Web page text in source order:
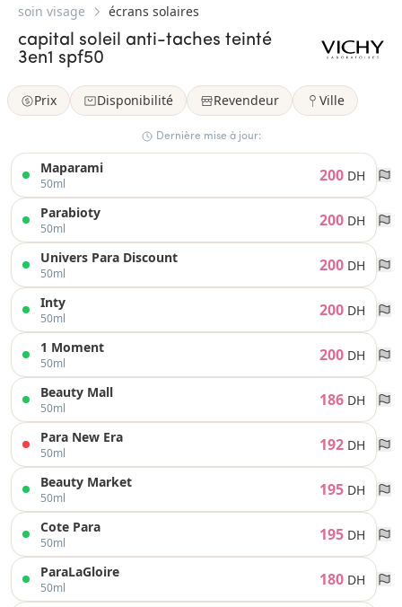
soin visage écrans solaires
capital soleil anti-taches teinté
3en1 spf50
Prix Disponibilité Revendeur Ville
Dernière mise à jour:
Maparami
50ml 200 DH
Parabioty
50ml 200 DH
Univers Para Discount
50ml 200 DH
Inty
50ml 200 DH
1 Moment
50ml 200 DH
Beauty Mall
50ml 186 DH
Para New Era
50ml 192 DH
Beauty Market
50ml 195 DH
Cote Para
50ml 195 DH
ParaLaGloire
50ml 180 DH